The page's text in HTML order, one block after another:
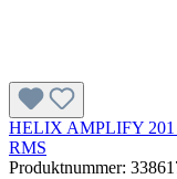
HELIX AMPLIFY 201
RMS
Produktnummer: